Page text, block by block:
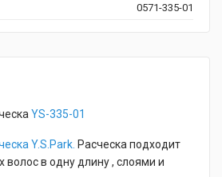
0571-335-01
YS-335-01
Y.S.Park. Расческа подходит
волос в одну длину , слоями и